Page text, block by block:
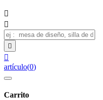




artículo(0)
Carrito